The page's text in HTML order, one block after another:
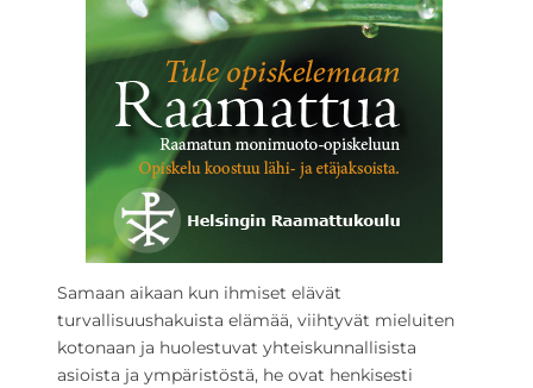
Samaan aikaan kun ihmiset elävät
turvallisuushakuista elämää, viihtyvät mieluiten
kotonaan ja huolestuvat yhteiskunnallisista
asioista ja ympäristöstä, he ovat henkisesti